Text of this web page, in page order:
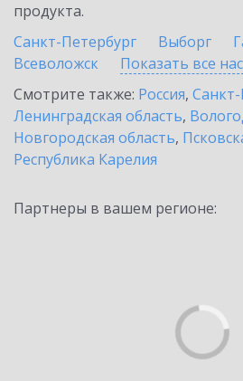
продукта.
Санкт-Петербург
Выборг
Всеволожск
Показать все
Смотрите также: Россия,
Ленинградская область,
Новгородская область,
Республика Карелия
Партнеры в вашем регионе: